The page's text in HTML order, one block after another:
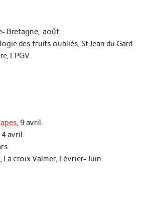
Bretagne, août.
des fruits oubliés, St Jean du Gard .
EPGV.
, 9 avril.
4 avril.
croix Valmer, Février- Juin.